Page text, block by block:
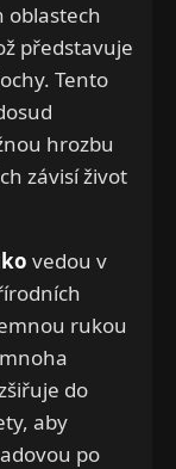
oblastech
představuje
Tento
hrozbu
závisí život
vedou v
rukou
do
aby
po